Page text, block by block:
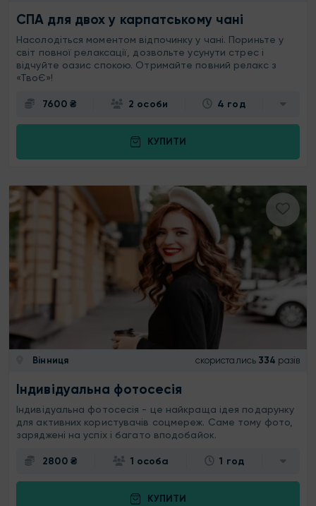
СПА для двох у карпатському чані
Насолодіться моментом відпочинку у чані. Пориньте у
світ повної релаксації, дозвольте усунути стрес і
відчуйте оазис спокою. Отримайте повний релакс з
«ТвоЄ»!
7600 ₴ 2 особи 4 год
КУПИТИ
Вінниця скористались 334 разів
Індивідуальна фотосесія
Індивідуальна фотосесія - це найкраща ідея подарунку
для активних користувачів соцмереж. Саме тому фото,
заряджені на успіх і багато вподобайок.
2800 ₴ 1 особа 1 год
КУПИТИ